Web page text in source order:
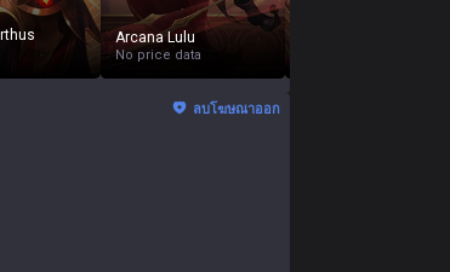
Arcana Lulu
No price data
ลบโฆษณาออก